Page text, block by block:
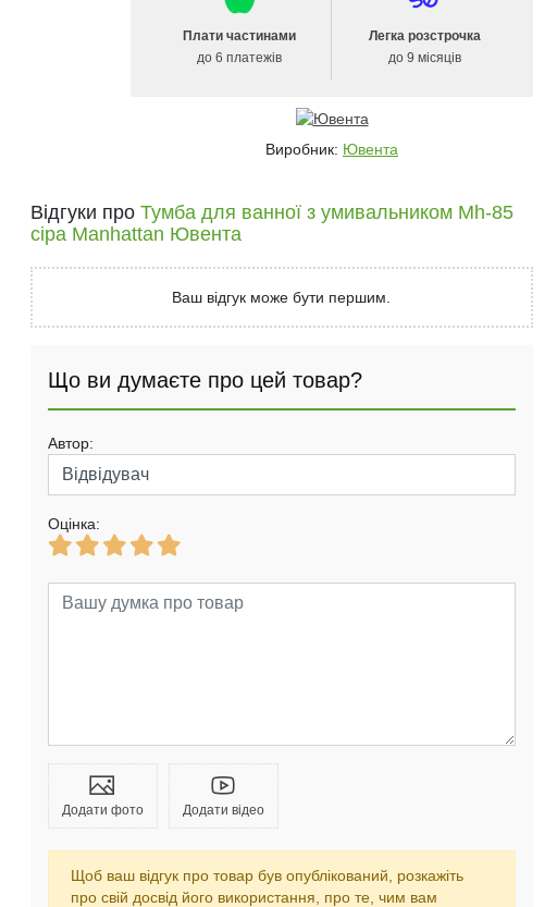
Плати частинами
до 6 платежів
Легка розстрочка
до 9 місяців
Виробник: Ювента
Відгуки про Тумба для ванної з умивальником Mh-85
сіра Manhattan Ювента
Ваш відгук може бути першим.
Що ви думаєте про цей товар?
Автор:
Оцінка:
Додати фото Додати відео
Щоб ваш відгук про товар був опублікований, розкажіть
про свій досвід його використання, про те, чим вам